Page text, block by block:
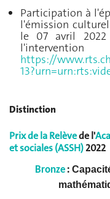
Participation à
l'émission
le 07 avril 2022
https://
Distinction
Prix de la Relèvede l'
et sociales (ASSH)2022
Bronze: